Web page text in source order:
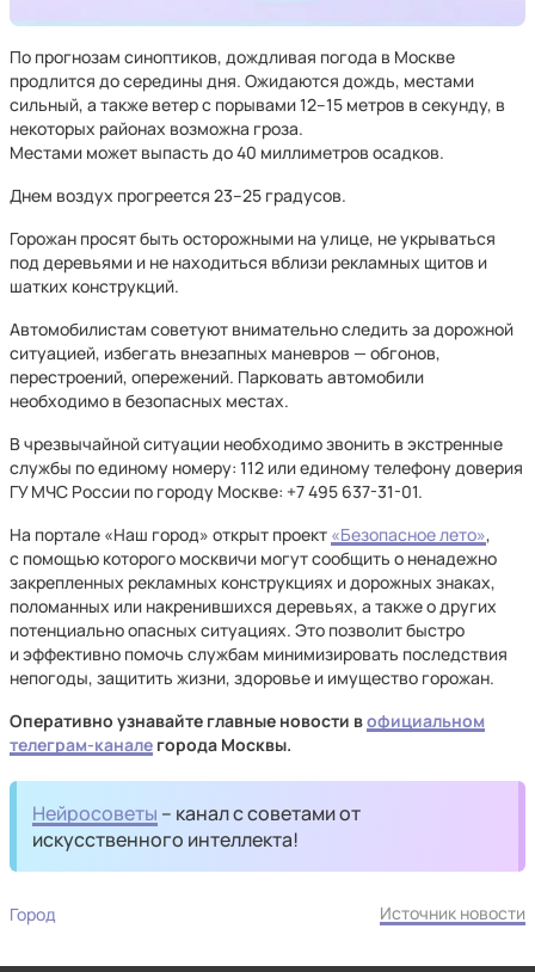
По прогнозам синоптиков, дождливая погода в Москве
продлится до середины дня. Ожидаются дождь, местами
сильный, а также ветер с порывами 12–15 метров в секунду, в
некоторых районах возможна гроза.
Местами может выпасть до 40 миллиметров осадков.
Днем воздух прогреется 23–25 градусов.
Горожан просят быть осторожными на улице, не укрываться
под деревьями и не находиться вблизи рекламных щитов и
шатких конструкций.
Автомобилистам советуют внимательно следить за дорожной
ситуацией, избегать внезапных маневров — обгонов,
перестроений, опережений. Парковать автомобили
необходимо в безопасных местах.
В чрезвычайной ситуации необходимо звонить в экстренные
службы по единому номеру: 112 или единому телефону доверия
ГУ МЧС России по городу Москве: +7 495 637⁠-31⁠-01.
На портале «Наш город» открыт проект «Безопасное лето»,
с помощью которого москвичи могут сообщить о ненадежно
закрепленных рекламных конструкциях и дорожных знаках,
поломанных или накренившихся деревьях, а также о других
потенциально опасных ситуациях. Это позволит быстро
и эффективно помочь службам минимизировать последствия
непогоды, защитить жизни, здоровье и имущество горожан.
Оперативно узнавайте главные новости вофициальном
телеграм-канале города Москвы.
Нейросоветы – канал с советами от
искусственного интеллекта!
Город Источник новости